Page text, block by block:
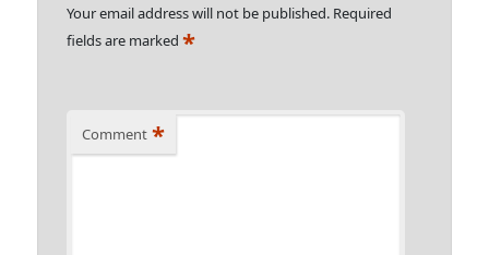
Your email address will not be published. Required
fields are marked*
Comment *